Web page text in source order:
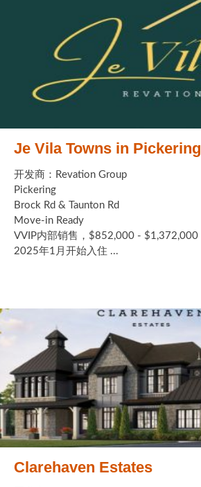
Je Vila Towns in Pickering
开发商：Revation Group
Pickering
Brock Rd & Taunton Rd
Move-in Ready
VVIP内部销售，$852,000 - $1,372,000
2025年1月开始入住 ...
Clarehaven Estates